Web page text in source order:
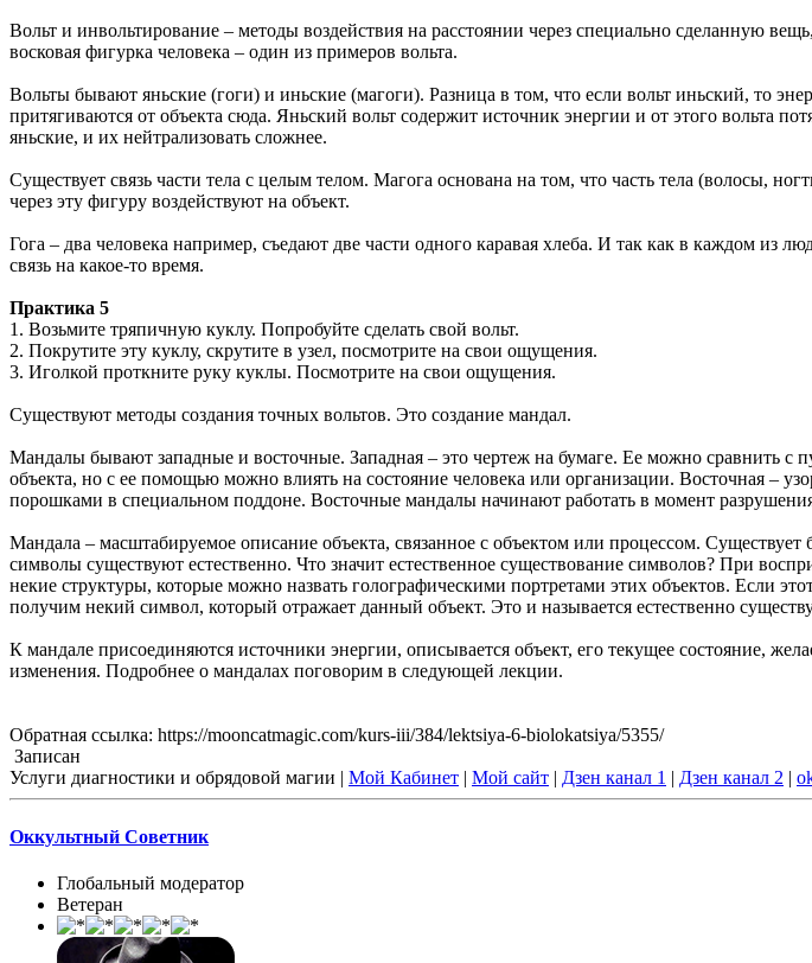
Вольт и инвольтирование – методы воздействия на расстоянии через специально сделанную
восковая фигурка человека – один из примеров вольта.
Вольты бывают яньские (гоги) и иньские (магоги). Разница в том, что если вольт иньский, то
притягиваются от объекта сюда. Яньский вольт содержит источник энергии и от этого вольта
яньские, и их нейтрализовать сложнее.
Существует связь части тела с целым телом. Магога основана на том, что часть тела (волосы,
через эту фигуру воздействуют на объект.
Гога – два человека например, съедают две части одного каравая хлеба. И так как в каждом из
связь на какое-то время.
Практика 5
1. Возьмите тряпичную куклу. Попробуйте сделать свой вольт.
2. Покрутите эту куклу, скрутите в узел, посмотрите на свои ощущения.
3. Иголкой проткните руку куклы. Посмотрите на свои ощущения.
Существуют методы создания точных вольтов. Это создание мандал.
Мандалы бывают западные и восточные. Западная – это чертеж на бумаге. Ее можно сравнить с
объекта, но с ее помощью можно влиять на состояние человека или организации. Восточная –
порошками в специальном поддоне. Восточные мандалы начинают работать в момент
Мандала – масштабируемое описание объекта, связанное с объектом или процессом.
символы существуют естественно. Что значит естественное существование символов? При
некие структуры, которые можно назвать голографическими портретами этих объектов. Если
получим некий символ, который отражает данный объект. Это и называется естественно
К мандале присоединяются источники энергии, описывается объект, его текущее состояние,
изменения. Подробнее о мандалах поговорим в следующей лекции.
Обратная ссылка: https://mooncatmagic.com/kurs-iii/384/lektsiya-6-biolokatsiya/5355/
Записан
Услуги диагностики и обрядовой магии | Мой Кабинет Мой сайт Дзен канал 1 Дзен канал 2
Оккультный Советник
Глобальный модератор
Ветеран